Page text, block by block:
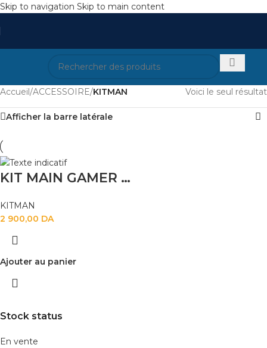
Skip to navigation Skip to main content
Stock status
En vente
Accueil/ACCESSOIRE/KITMAN Voici le seul résultat
Afficher la barre latérale
KIT MAIN GAMER HOCO M105
KITMAN
2 900,00 DA
Ajouter au panier